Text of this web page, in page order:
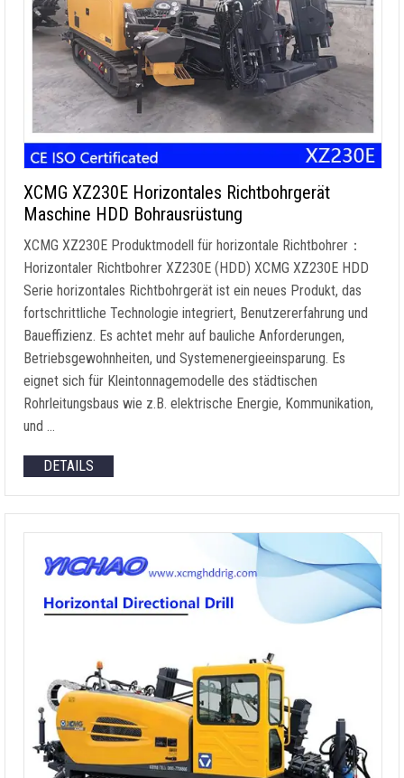
XCMG XZ230E Horizontales Richtbohrgerät
Maschine HDD Bohrausrüstung
XCMG XZ230E Produktmodell für horizontale Richtbohrer：
Horizontaler Richtbohrer XZ230E (HDD) XCMG XZ230E HDD
Serie horizontales Richtbohrgerät ist ein neues Produkt, das
fortschrittliche Technologie integriert, Benutzererfahrung und
Baueffizienz. Es achtet mehr auf bauliche Anforderungen,
Betriebsgewohnheiten, und Systemenergieeinsparung. Es
eignet sich für Kleintonnagemodelle des städtischen
Rohrleitungsbaus wie z.B. elektrische Energie, Kommunikation,
und …
DETAILS